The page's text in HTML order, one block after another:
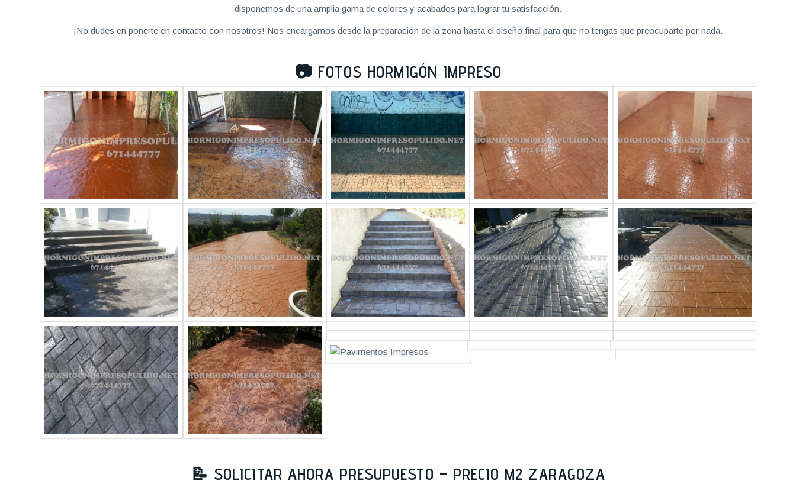
disponemos de una amplia gama de colores y acabados para lograr tu satisfacción.
¡No dudes en ponerte en contacto con nosotros! Nos encargamos desde la preparación de la zona hasta el diseño final para que no tengas que preocuparte por nada.
📷 FOTOS HORMIGÓN IMPRESO
📝 SOLICITAR AHORA PRESUPUESTO – PRECIO M2 ZARAGOZA